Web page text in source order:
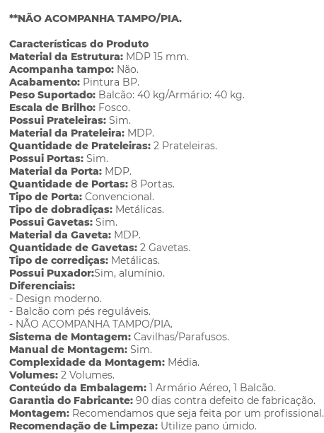
**NÃO ACOMPANHA TAMPO/PIA.
Características do Produto
Material da Estrutura: MDP 15 mm.
Acompanha tampo: Não.
Acabamento: Pintura BP.
Peso Suportado: Balcão: 40 kg/Armário: 40 kg.
Escala de Brilho: Fosco.
Possui Prateleiras: Sim.
Material da Prateleira: MDP.
Quantidade de Prateleiras: 2 Prateleiras.
Possui Portas: Sim.
Material da Porta: MDP.
Quantidade de Portas: 8 Portas.
Tipo de Porta: Convencional.
Tipo de dobradiças: Metálicas.
Possui Gavetas: Sim.
Material da Gaveta: MDP.
Quantidade de Gavetas: 2 Gavetas.
Tipo de corrediças: Metálicas.
Possui Puxador:Sim, alumínio.
Diferenciais:
- Design moderno.
- Balcão com pés reguláveis.
- NÃO ACOMPANHA TAMPO/PIA.
Sistema de Montagem: Cavilhas/Parafusos.
Manual de Montagem: Sim.
Complexidade da Montagem: Média.
Volumes: 2 Volumes.
Conteúdo da Embalagem: 1 Armário Aéreo, 1 Balcão.
Garantia do Fabricante: 90 dias contra defeito de fabricação.
Montagem: Recomendamos que seja feita por um profissional.
Recomendação de Limpeza: Utilize pano úmido.